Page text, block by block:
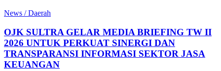
News / Daerah
OJK SULTRA GELAR MEDIA BRIEFING TW II
2026 UNTUK PERKUAT SINERGI DAN
TRANSPARANSI INFORMASI SEKTOR JASA
KEUANGAN